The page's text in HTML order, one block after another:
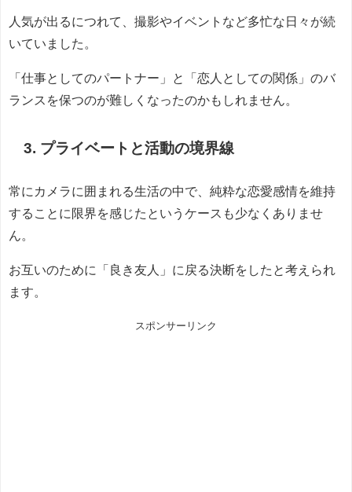
人気が出るにつれて、撮影やイベントなど多忙な日々が続
いていました。
「仕事としてのパートナー」と「恋人としての関係」のバ
ランスを保つのが難しくなったのかもしれません。
3. プライベートと活動の境界線
常にカメラに囲まれる生活の中で、純粋な恋愛感情を維持
することに限界を感じたというケースも少なくありませ
ん。
お互いのために「良き友人」に戻る決断をしたと考えられ
ます。
スポンサーリンク